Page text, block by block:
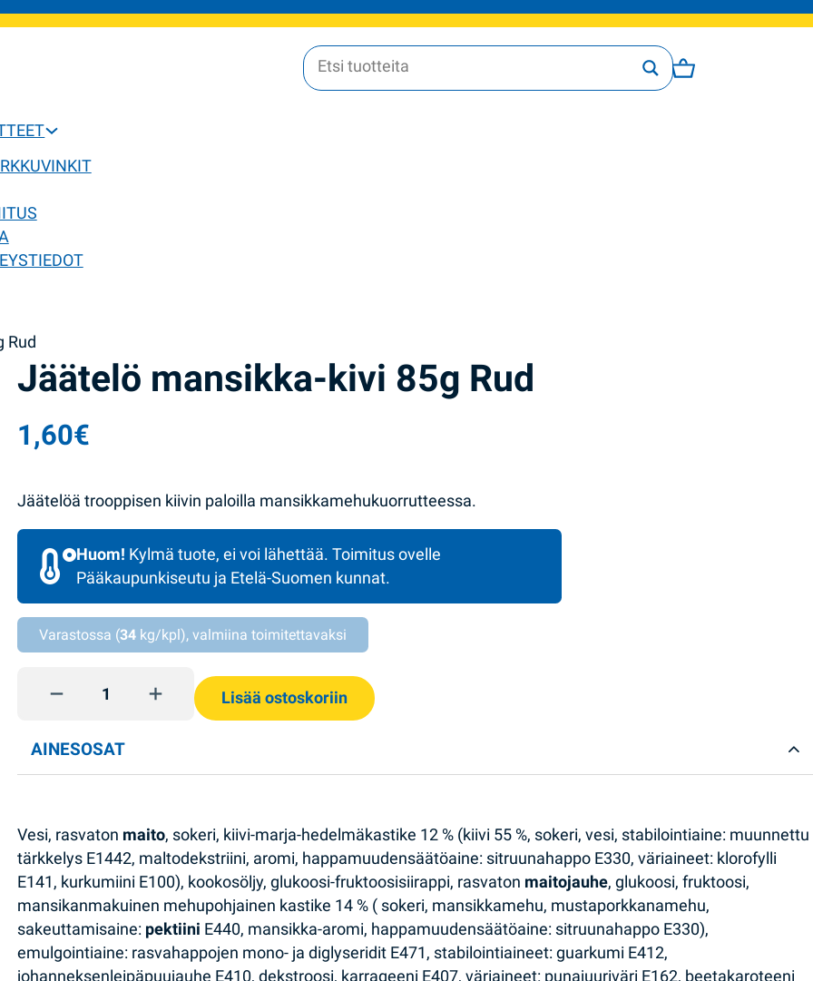
Rud
Jäätelö mansikka-kivi 85g Rud
1,60€
Jäätelöä trooppisen kiivin paloilla mansikkamehukuorrutteessa.
Huom! Kylmä tuote, ei voi lähettää. Toimitus ovelle
Pääkaupunkiseutu ja Etelä-Suomen kunnat.
Varastossa (34 kg/kpl), valmiina toimitettavaksi
Jäätelö mansikka-kivi 85g Rud quantity
Lisää ostoskoriin
AINESOSAT
Vesi, rasvaton maito, sokeri, kiivi-marja-hedelmäkastike 12 % (kiivi 55 %, sokeri, vesi, stabilointiaine: muunnettu
tärkkelys E1442, maltodekstriini, aromi, happamuudensäätöaine: sitruunahappo E330, väriaineet: klorofylli
E141, kurkumiini E100), kookosöljy, glukoosi-fruktoosisiirappi, rasvaton maitojauhe, glukoosi, fruktoosi,
mansikanmakuinen mehupohjainen kastike 14 % ( sokeri, mansikkamehu, mustaporkkanamehu,
sakeuttamisaine: pektiini E440, mansikka-aromi, happamuudensäätöaine: sitruunahappo E330),
emulgointiaine: rasvahappojen mono- ja diglyseridit E471, stabilointiaineet: guarkumi E412,
johanneksenleipäpuujauhe E410, dekstroosi, karrageeni E407, väriaineet: punajuuriväri E162, beetakaroteeni